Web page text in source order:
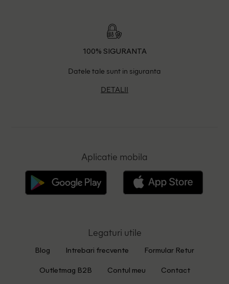
100% SIGURANTA
Datele tale sunt in siguranta
DETALII
Aplicatie mobila
Legaturi utile
Blog Intrebari frecvente Formular Retur
Outletmag B2B Contul meu Contact